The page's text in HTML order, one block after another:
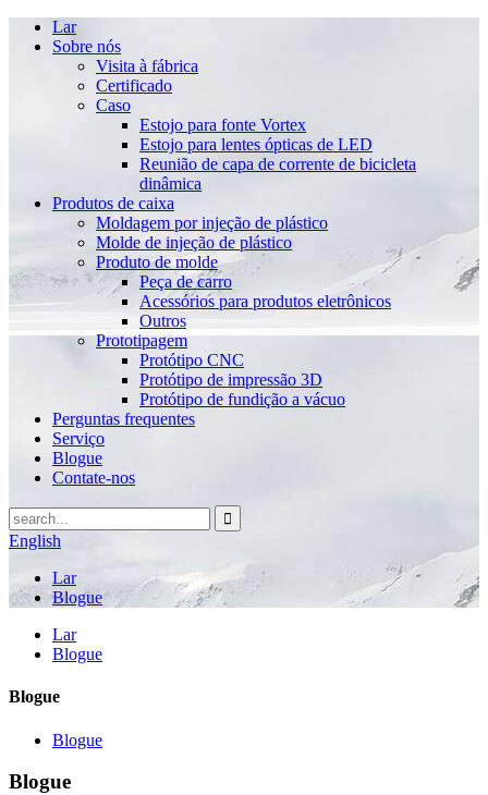
Lar
Sobre nós
Visita à fábrica
Certificado
Caso
Estojo para fonte Vortex
Estojo para lentes ópticas de LED
Reunião de capa de corrente de bicicleta
dinâmica
Produtos de caixa
Moldagem por injeção de plástico
Molde de injeção de plástico
Produto de molde
Peça de carro
Acessórios para produtos eletrônicos
Outros
Prototipagem
Protótipo CNC
Protótipo de impressão 3D
Protótipo de fundição a vácuo
Perguntas frequentes
Serviço
Blogue
Contate-nos
English
Lar
Blogue
Lar
Blogue
Blogue
Blogue
Blogue